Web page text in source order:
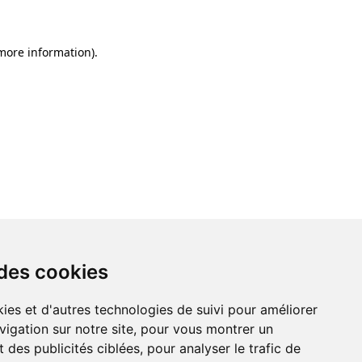
cookies
et d'autres technologies de suivi pour améliorer
sur notre site, pour vous montrer un
des publicités ciblées, pour analyser le trafic de
information).